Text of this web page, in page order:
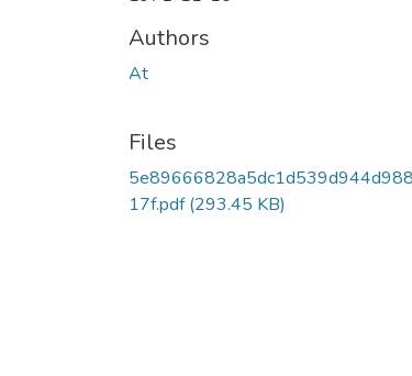
Authors
At
Files
17f.pdf(293.45 KB)